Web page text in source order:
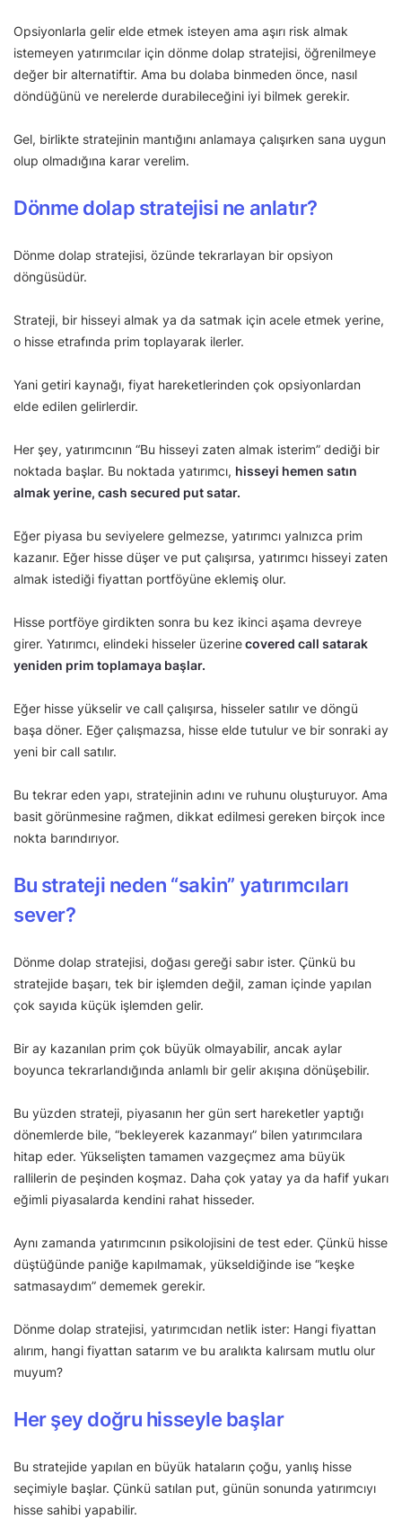
Opsiyonlarla gelir elde etmek isteyen ama aşırı risk almak
istemeyen yatırımcılar için dönme dolap stratejisi, öğrenilmeye
değer bir alternatiftir. Ama bu dolaba binmeden önce, nasıl
döndüğünü ve nerelerde durabileceğini iyi bilmek gerekir.
Gel, birlikte stratejinin mantığını anlamaya çalışırken sana uygun
olup olmadığına karar verelim.
Dönme dolap stratejisi ne anlatır?
Dönme dolap stratejisi, özünde tekrarlayan bir opsiyon
döngüsüdür.
Strateji, bir hisseyi almak ya da satmak için acele etmek yerine,
o hisse etrafında prim toplayarak ilerler.
Yani getiri kaynağı, fiyat hareketlerinden çok opsiyonlardan
elde edilen gelirlerdir.
Her şey, yatırımcının “Bu hisseyi zaten almak isterim” dediği bir
noktada başlar. Bu noktada yatırımcı, hisseyi hemen satın
almak yerine, cash secured put satar.
Eğer piyasa bu seviyelere gelmezse, yatırımcı yalnızca prim
kazanır. Eğer hisse düşer ve put çalışırsa, yatırımcı hisseyi zaten
almak istediği fiyattan portföyüne eklemiş olur.
Hisse portföye girdikten sonra bu kez ikinci aşama devreye
girer. Yatırımcı, elindeki hisseler üzerinecovered call satarak
yeniden prim toplamaya başlar.
Eğer hisse yükselir ve call çalışırsa, hisseler satılır ve döngü
başa döner. Eğer çalışmazsa, hisse elde tutulur ve bir sonraki ay
yeni bir call satılır.
Bu tekrar eden yapı, stratejinin adını ve ruhunu oluşturuyor. Ama
basit görünmesine rağmen, dikkat edilmesi gereken birçok ince
nokta barındırıyor.
Bu strateji neden “sakin” yatırımcıları
sever?
Dönme dolap stratejisi, doğası gereği sabır ister. Çünkü bu
stratejide başarı, tek bir işlemden değil, zaman içinde yapılan
çok sayıda küçük işlemden gelir.
Bir ay kazanılan prim çok büyük olmayabilir, ancak aylar
boyunca tekrarlandığında anlamlı bir gelir akışına dönüşebilir.
Bu yüzden strateji, piyasanın her gün sert hareketler yaptığı
dönemlerde bile, “bekleyerek kazanmayı” bilen yatırımcılara
hitap eder. Yükselişten tamamen vazgeçmez ama büyük
rallilerin de peşinden koşmaz. Daha çok yatay ya da hafif yukarı
eğimli piyasalarda kendini rahat hisseder.
Aynı zamanda yatırımcının psikolojisini de test eder. Çünkü hisse
düştüğünde paniğe kapılmamak, yükseldiğinde ise “keşke
satmasaydım” dememek gerekir.
Dönme dolap stratejisi, yatırımcıdan netlik ister: Hangi fiyattan
alırım, hangi fiyattan satarım ve bu aralıkta kalırsam mutlu olur
muyum?
Her şey doğru hisseyle başlar
Bu stratejide yapılan en büyük hataların çoğu, yanlış hisse
seçimiyle başlar. Çünkü satılan put, günün sonunda yatırımcıyı
hisse sahibi yapabilir.